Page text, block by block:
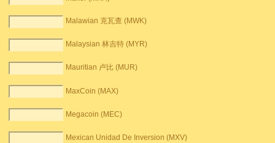
Malawian 克瓦查 (MWK)
Malaysian 林吉特 (MYR)
Mauritian 卢比 (MUR)
MaxCoin (MAX)
Megacoin (MEC)
Mexican Unidad De Inversion (MXV)